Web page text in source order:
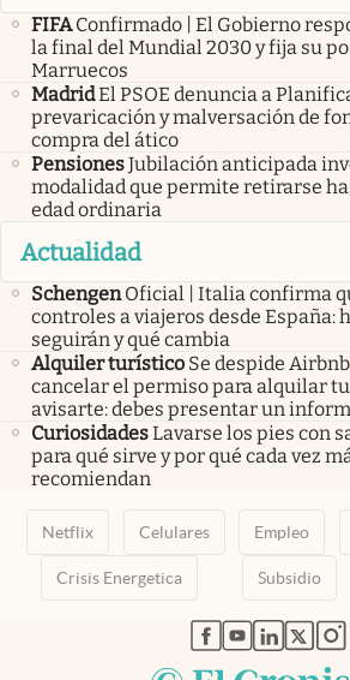
FIFA Confirmado | El Gobierno
la final del Mundial 2030 y fija su
Marruecos
MadridEl PSOE denuncia a
prevaricación y malversación de
compra del ático
PensionesJubilación anticipada
modalidad que permite retirarse
edad ordinaria
Actualidad
Schengen Oficial | Italia confirma
controles a viajeros desde España:
seguirán y qué cambia
Alquiler turístico Se despide
cancelar el permiso para alquilar
avisarte: debes presentar un
CuriosidadesLavarse los pies con
para qué sirve y por qué cada vez
recomiendan
Netflix Celulares Empleo
Crisis Energetica Subsidio
abre en nueva
abre enabre en